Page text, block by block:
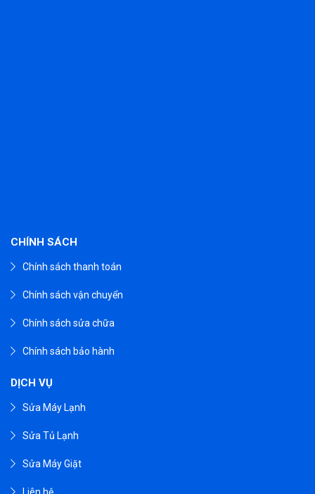
CHÍNH SÁCH
Chính sách thanh toán
Chính sách vận chuyển
Chính sách sửa chữa
Chính sách bảo hành
DỊCH VỤ
Sửa Máy Lạnh
Sửa Tủ Lạnh
Sửa Máy Giặt